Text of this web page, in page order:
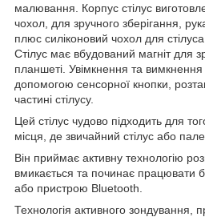
малювання. Корпус стілус
чохол, для зручного зберігання,
плюс силіконовий чохол для стілуса.
Стілус має вбудований магніт для
планшеті. Увімкнення та вимкнення
допомогою сенсорної кнопки,
частині стілусу.
Цей стілус чудово підходить для
місця, де звичайний стілус або
Він приймає активну технологію
вмикається та починає працювати
або пристрою Bluetooth.
Технологія активного зондування,